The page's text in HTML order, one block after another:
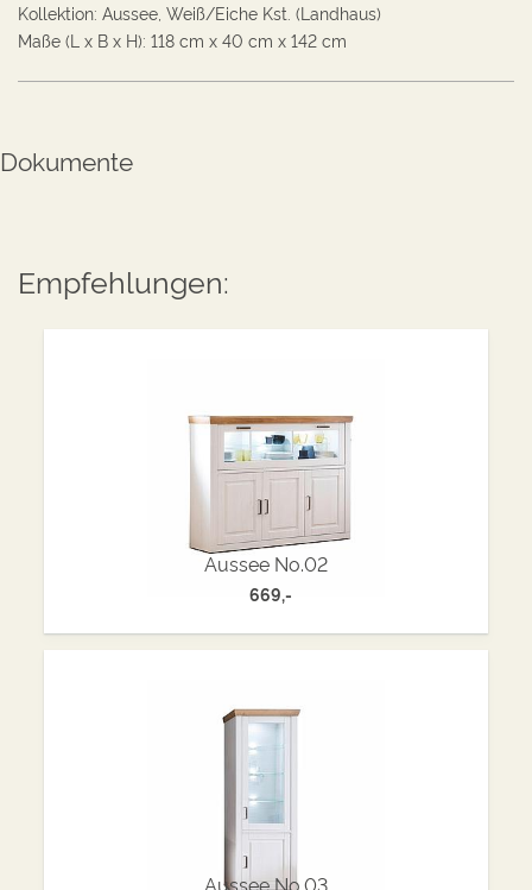
Kollektion: Aussee, Weiß/Eiche Kst. (Landhaus)
Maße (L x B x H): 118 cm x 40 cm x 142 cm
Dokumente
Empfehlungen:
Aussee No.02
669,-
Aussee No.03